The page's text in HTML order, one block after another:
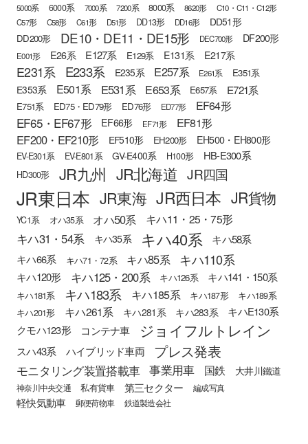
5000系 6000系 7000系 7200系 8000系 8620形
C10・C11・C12形
C57形
C58形 C61形 D51形 DD13形 DD16形 DD51形
DD200形 DE10・DE11・DE15形 DEC700形 DF200形
E001形 E26系 E127系 E129系 E131系 E217系
E231系 E233系 E235系 E257系 E261系 E351系
E353系 E501系 E531系 E653系 E657系 E721系
E751系 ED75・ED79形 ED76形 ED77形 EF64形
EF65・EF67形 EF66形 EF71形
EF81形
EF200・EF210形
EF510形 EH200形 EH500・EH800形
EV-E301系 EV-E801系 GV-E400系 H100形 HB-E300系
HD300形 JR九州 JR北海道 JR四国
JR東日本 JR東海 JR西日本 JR貨物
YC1系 オハ35系 オハ50系 キハ11・25・75形
キハ31・54系 キハ35系 キハ40系 キハ58系
キハ66系 キハ71・72系 キハ85系 キハ110系
キハ120形 キハ125・200系 キハ126系 キハ141・150系
キハ181系 キハ183系 キハ185系 キハ187形
キハ189系
キハ201形
キハ261系 キハ281系 キハ283系
キハE130系
クモハ123形
コンテナ車 ジョイフルトレイン
スハ43系 ハイブリッド車両 プレス発表
モニタリング装置搭載車 事業用車 国鉄 大井川鐵道
神奈川中央交通 私有貨車 第三セクター 編成写真
軽快気動車 郵便荷物車 鉄道製造会社